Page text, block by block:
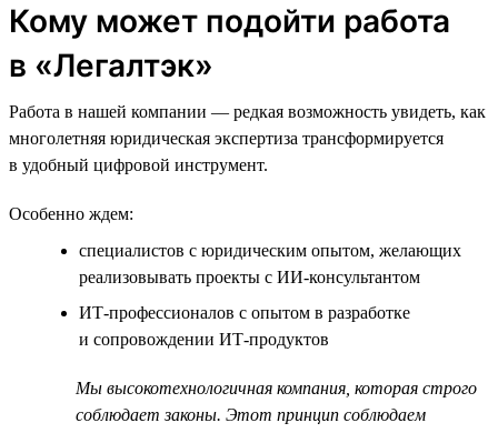
Кому может подойти работа
в «Легалтэк»
Работа в нашей компании — редкая возможность увидеть, как
многолетняя юридическая экспертиза трансформируется
в удобный цифровой инструмент.
Особенно ждем:
специалистов с юридическим опытом, желающих
реализовывать проекты с ИИ-консультантом
ИТ-профессионалов с опытом в разработке
и сопровождении ИТ-продуктов
Мы высокотехнологичная компания, которая строго
соблюдает законы. Этот принцип соблюдаем